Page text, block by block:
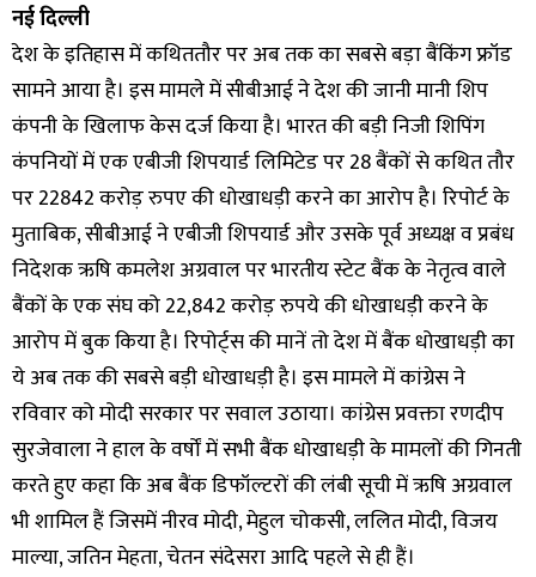
नई दिल्ली
देश के इतिहास में कथिततौर पर अब तक का सबसे बड़ा बैंकिंग फ्रॉड
सामने आया है। इस मामले में सीबीआई ने देश की जानी मानी शिप
कंपनी के खिलाफ केस दर्ज किया है। भारत की बड़ी निजी शिपिंग
कंपनियों में एक एबीजी शिपयार्ड लिमिटेड पर 28 बैंकों से कथित तौर
पर 22842 करोड़ रुपए की धोखाधड़ी करने का आरोप है। रिपोर्ट के
मुताबिक, सीबीआई ने एबीजी शिपयार्ड और उसके पूर्व अध्यक्ष व प्रबंध
निदेशक ऋषि कमलेश अग्रवाल पर भारतीय स्टेट बैंक के नेतृत्व वाले
बैंकों के एक संघ को 22,842 करोड़ रुपये की धोखाधड़ी करने के
आरोप में बुक किया है। रिपोर्ट्स की मानें तो देश में बैंक धोखाधड़ी का
ये अब तक की सबसे बड़ी धोखाधड़ी है। इस मामले में कांग्रेस ने
रविवार को मोदी सरकार पर सवाल उठाया। कांग्रेस प्रवक्ता रणदीप
सुरजेवाला ने हाल के वर्षों में सभी बैंक धोखाधड़ी के मामलों की गिनती
करते हुए कहा कि अब बैंक डिफॉल्टरों की लंबी सूची में ऋषि अग्रवाल
भी शामिल हैं जिसमें नीरव मोदी, मेहुल चोकसी, ललित मोदी, विजय
माल्या, जतिन मेहता, चेतन संदेसरा आदि पहले से ही हैं।